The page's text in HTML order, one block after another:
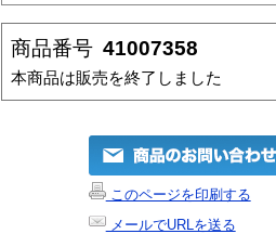
商品番号 41007358
本商品は販売を終了しました
このページを印刷する
メールでURLを送る